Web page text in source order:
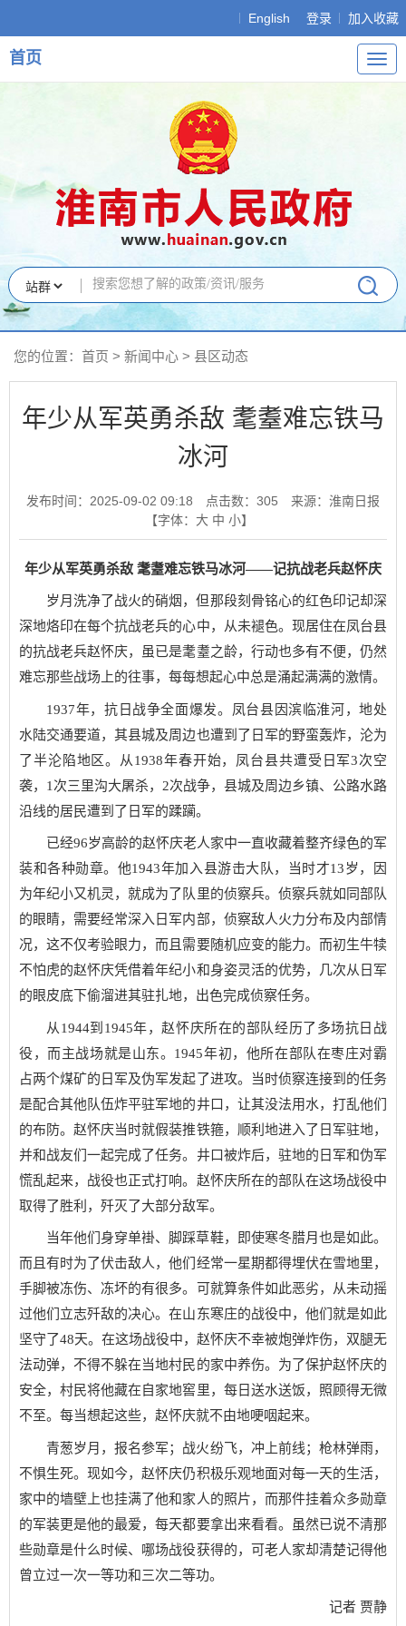
English 登录 加入收藏
导
航
首页
您的位置： 首页 > 新闻中心 > 县区动态
年少从军英勇杀敌 耄耋难忘铁马
冰河
发布时间：2025-09-02 09:18 点击数： 305
来源：淮南日报
【字体： 大 中 小】
年少从军英勇杀敌 耄耋难忘铁马冰河——记抗战老兵赵怀庆
岁月洗净了战火的硝烟，但那段刻骨铭心的红色印记却深
深地烙印在每个抗战老兵的心中，从未褪色。现居住在凤台县
的抗战老兵赵怀庆，虽已是耄耋之龄，行动也多有不便，仍然
难忘那些战场上的往事，每每想起心中总是涌起满满的激情。
1937年，抗日战争全面爆发。凤台县因滨临淮河，地处
水陆交通要道，其县城及周边也遭到了日军的野蛮轰炸，沦为
了半沦陷地区。从1938年春开始，凤台县共遭受日军3次空
袭，1次三里沟大屠杀，2次战争，县城及周边乡镇、公路水路
沿线的居民遭到了日军的蹂躏。
已经96岁高龄的赵怀庆老人家中一直收藏着整齐绿色的军
装和各种勋章。他1943年加入县游击大队，当时才13岁，因
为年纪小又机灵，就成为了队里的侦察兵。侦察兵就如同部队
的眼睛，需要经常深入日军内部，侦察敌人火力分布及内部情
况，这不仅考验眼力，而且需要随机应变的能力。而初生牛犊
不怕虎的赵怀庆凭借着年纪小和身姿灵活的优势，几次从日军
的眼皮底下偷溜进其驻扎地，出色完成侦察任务。
从1944到1945年，赵怀庆所在的部队经历了多场抗日战
役，而主战场就是山东。1945年初，他所在部队在枣庄对霸
占两个煤矿的日军及伪军发起了进攻。当时侦察连接到的任务
是配合其他队伍炸平驻军地的井口，让其没法用水，打乱他们
的布防。赵怀庆当时就假装推铁箍，顺利地进入了日军驻地，
并和战友们一起完成了任务。井口被炸后，驻地的日军和伪军
慌乱起来，战役也正式打响。赵怀庆所在的部队在这场战役中
取得了胜利，歼灭了大部分敌军。
当年他们身穿单褂、脚踩草鞋，即使寒冬腊月也是如此。
而且有时为了伏击敌人，他们经常一星期都得埋伏在雪地里，
手脚被冻伤、冻坏的有很多。可就算条件如此恶劣，从未动摇
过他们立志歼敌的决心。在山东寒庄的战役中，他们就是如此
坚守了48天。在这场战役中，赵怀庆不幸被炮弹炸伤，双腿无
法动弹，不得不躲在当地村民的家中养伤。为了保护赵怀庆的
安全，村民将他藏在自家地窖里，每日送水送饭，照顾得无微
不至。每当想起这些，赵怀庆就不由地哽咽起来。
青葱岁月，报名参军；战火纷飞，冲上前线；枪林弹雨，
不惧生死。现如今，赵怀庆仍积极乐观地面对每一天的生活，
家中的墙壁上也挂满了他和家人的照片，而那件挂着众多勋章
的军装更是他的最爱，每天都要拿出来看看。虽然已说不清那
些勋章是什么时候、哪场战役获得的，可老人家却清楚记得他
曾立过一次一等功和三次二等功。
记者 贾静